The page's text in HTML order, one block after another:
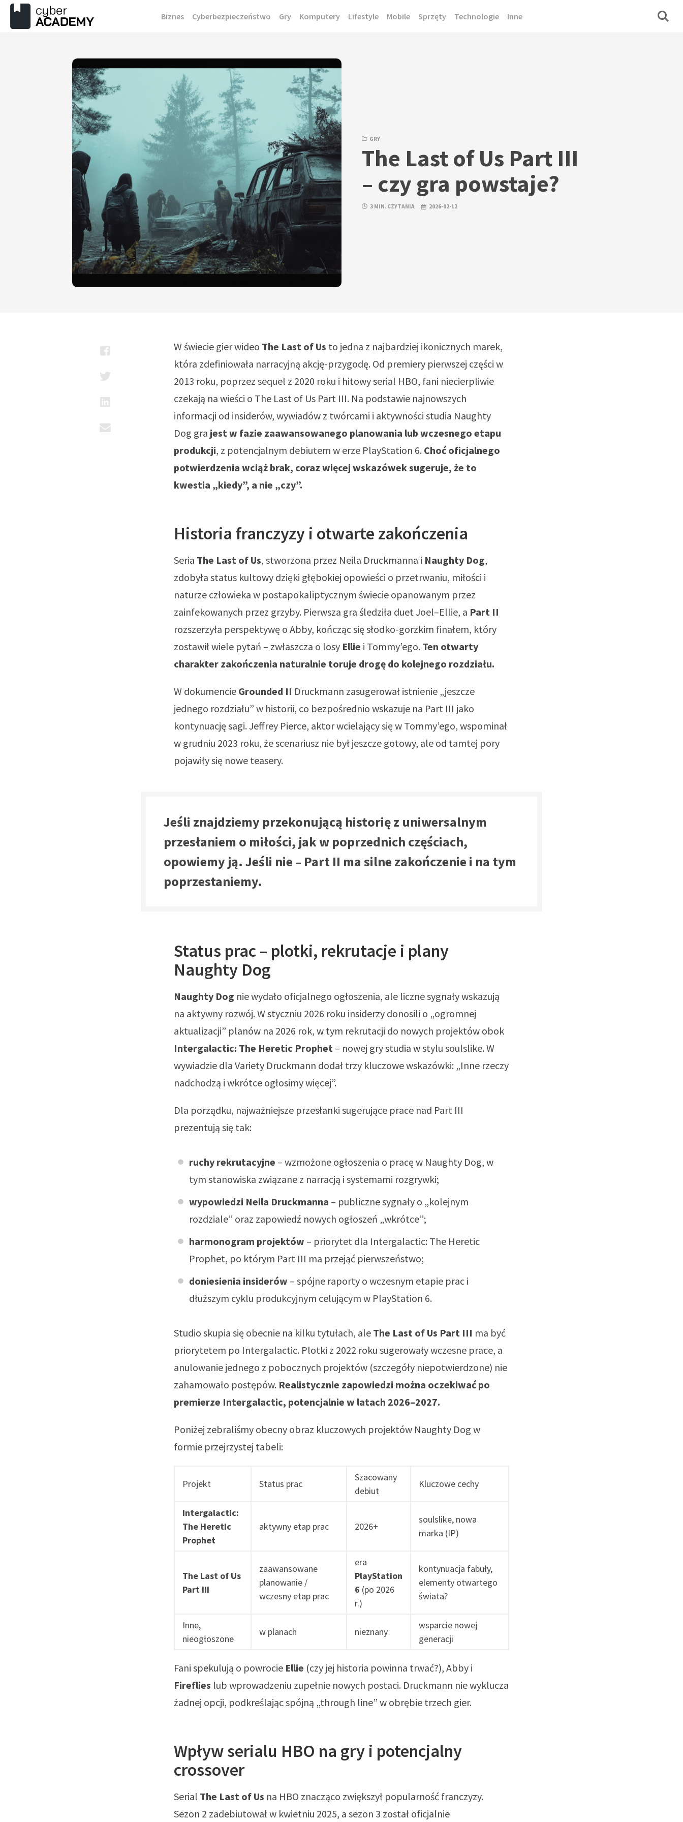
Przejdź
do
Biznes Cyberbezpieczeństwo Gry Komputery Lifestyle Mobile Sprzęty Technologie Inne
GRY
The Last of Us Part III
– czy gra powstaje?
3 MIN. CZYTANIA 2026-02-12
W świecie gier wideo The Last of Us to jedna z najbardziej ikonicznych marek,
która zdefiniowała narracyjną akcję-przygodę. Od premiery pierwszej części w
2013 roku, poprzez sequel z 2020 roku i hitowy serial HBO, fani niecierpliwie
czekają na wieści o The Last of Us Part III. Na podstawie najnowszych
informacji od insiderów, wywiadów z twórcami i aktywności studia Naughty
Dog gra jest w fazie zaawansowanego planowania lub wczesnego etapu
produkcji, z potencjalnym debiutem w erze PlayStation 6. Choć oficjalnego
potwierdzenia wciąż brak, coraz więcej wskazówek sugeruje, że to
kwestia „kiedy”, a nie „czy”.
Historia franczyzy i otwarte zakończenia
Seria The Last of Us, stworzona przez Neila Druckmanna i Naughty Dog,
zdobyła status kultowy dzięki głębokiej opowieści o przetrwaniu, miłości i
naturze człowieka w postapokaliptycznym świecie opanowanym przez
zainfekowanych przez grzyby. Pierwsza gra śledziła duet Joel–Ellie, a Part II
rozszerzyła perspektywę o Abby, kończąc się słodko-gorzkim finałem, który
zostawił wiele pytań – zwłaszcza o losy Ellie i Tommy’ego. Ten otwarty
charakter zakończenia naturalnie toruje drogę do kolejnego rozdziału.
W dokumencie Grounded II Druckmann zasugerował istnienie „jeszcze
jednego rozdziału” w historii, co bezpośrednio wskazuje na Part III jako
kontynuację sagi. Jeffrey Pierce, aktor wcielający się w Tommy’ego, wspominał
w grudniu 2023 roku, że scenariusz nie był jeszcze gotowy, ale od tamtej pory
pojawiły się nowe teasery.
Jeśli znajdziemy przekonującą historię z uniwersalnym
przesłaniem o miłości, jak w poprzednich częściach,
opowiemy ją. Jeśli nie – Part II ma silne zakończenie i na tym
poprzestaniemy.
Status prac – plotki, rekrutacje i plany
Naughty Dog
Naughty Dog nie wydało oficjalnego ogłoszenia, ale liczne sygnały wskazują
na aktywny rozwój. W styczniu 2026 roku insiderzy donosili o „ogromnej
aktualizacji” planów na 2026 rok, w tym rekrutacji do nowych projektów obok
Intergalactic: The Heretic Prophet – nowej gry studia w stylu soulslike. W
wywiadzie dla Variety Druckmann dodał trzy kluczowe wskazówki: „Inne rzeczy
nadchodzą i wkrótce ogłosimy więcej”.
Dla porządku, najważniejsze przesłanki sugerujące prace nad Part III
prezentują się tak:
ruchy rekrutacyjne – wzmożone ogłoszenia o pracę w Naughty Dog, w
tym stanowiska związane z narracją i systemami rozgrywki;
wypowiedzi Neila Druckmanna – publiczne sygnały o „kolejnym
rozdziale” oraz zapowiedź nowych ogłoszeń „wkrótce”;
harmonogram projektów – priorytet dla Intergalactic: The Heretic
Prophet, po którym Part III ma przejąć pierwszeństwo;
doniesienia insiderów – spójne raporty o wczesnym etapie prac i
dłuższym cyklu produkcyjnym celującym w PlayStation 6.
Studio skupia się obecnie na kilku tytułach, ale The Last of Us Part III ma być
priorytetem po Intergalactic. Plotki z 2022 roku sugerowały wczesne prace, a
anulowanie jednego z pobocznych projektów (szczegóły niepotwierdzone) nie
zahamowało postępów. Realistycznie zapowiedzi można oczekiwać po
premierze Intergalactic, potencjalnie w latach 2026–2027.
Poniżej zebraliśmy obecny obraz kluczowych projektów Naughty Dog w
formie przejrzystej tabeli:
Projekt Status prac
Szacowany
debiut
Kluczowe cechy
Intergalactic:
The Heretic
Prophet
aktywny etap prac 2026+
soulslike, nowa
marka (IP)
The Last of Us
Part III
zaawansowane
planowanie /
wczesny etap prac
era
PlayStation
6 (po 2026
r.)
kontynuacja fabuły,
elementy otwartego
świata?
Inne,
nieogłoszone
w planach nieznany
wsparcie nowej
generacji
Fani spekulują o powrocie Ellie (czy jej historia powinna trwać?), Abby i
Fireflies lub wprowadzeniu zupełnie nowych postaci. Druckmann nie wyklucza
żadnej opcji, podkreślając spójną „through line” w obrębie trzech gier.
Wpływ serialu HBO na gry i potencjalny
crossover
Serial The Last of Us na HBO znacząco zwiększył popularność franczyzy.
Sezon 2 zadebiutował w kwietniu 2025, a sezon 3 został oficjalnie